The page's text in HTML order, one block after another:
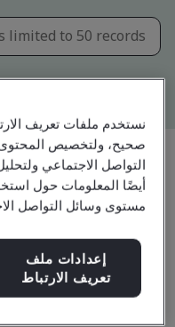
نستخدم ملفات تعريف
صحيح، ولتخصيص المحتوى
التواصل الاجتماعي
أيضًا المعلومات حول
مستوى وسائل التواصل
إعدادات ملف
تعريف الارتباط